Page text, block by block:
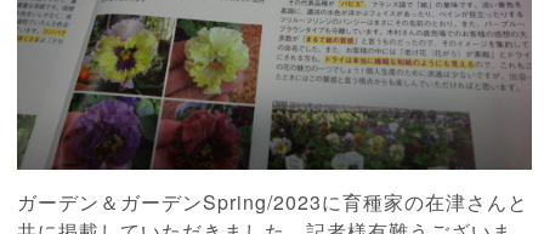
ガーデン＆ガーデンSpring/2023に育種家の在津さんと